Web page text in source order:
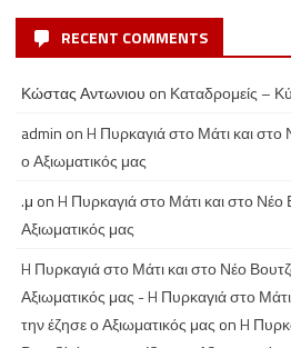
RECENT COMMENTS
Κώστας Αντωνιου on Καταδρομείς –
admin onH Πυρκαγιά στο Μάτι και
ο Αξιωματικός μας
.μ onH Πυρκαγιά στο Μάτι και στο
Αξιωματικός μας
H Πυρκαγιά στο Μάτι και στο Νέο
Αξιωματικός μας - H Πυρκαγιά στο
την έζησε ο Αξιωματικός μας onH